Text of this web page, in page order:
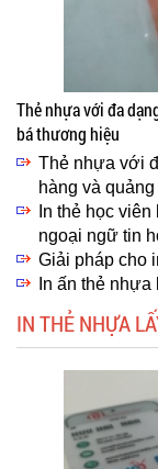
Thẻ nhựa với đa
bá thương hiệu
Thẻ nhựa với
hàng và
In thẻ học
ngoại ngữ tin
Giải pháp cho
In ấn thẻ
IN THẺ NHỰA